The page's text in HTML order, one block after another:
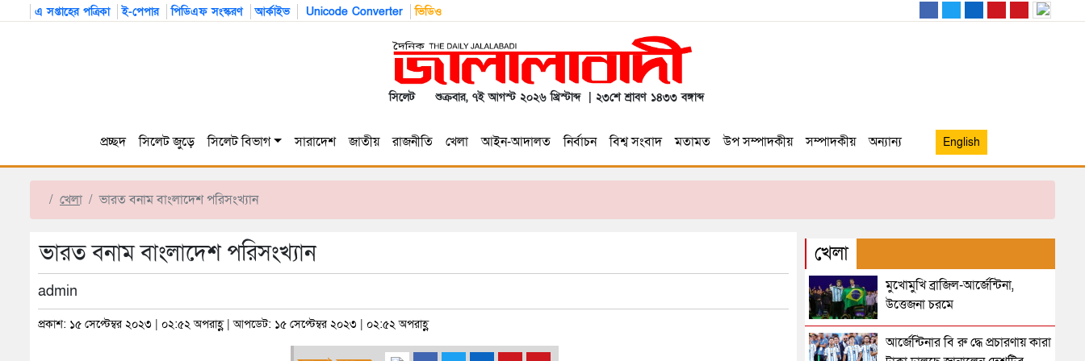
এ সপ্তাহের পত্রিকা ই-পেপার পিডিএফ সংস্করণ আর্কাইভ Unicode Converter ভিডিও
সিলেট শুক্রবার, ৭ই আগস্ট ২০২৬ খ্রিস্টাব্দ | ২৩শে শ্রাবণ ১৪৩৩ বঙ্গাব্দ
প্রচ্ছদ সিলেট জুড়ে সিলেট বিভাগ সারাদেশ জাতীয় রাজনীতি খেলা আইন-আদালত নির্বাচন বিশ্ব সংবাদ মতামত উপ সম্পাদকীয় সম্পাদকীয় অন্যান্য English
খেলা ভারত বনাম বাংলাদেশ পরিসংখ্যান
ভারত বনাম বাংলাদেশ পরিসংখ্যান
admin
প্রকাশ: ১৫ সেপ্টেম্বর ২০২৩ | ০২:৫২ অপরাহ্ণ | আপডেট: ১৫ সেপ্টেম্বর ২০২৩ | ০২:৫২ অপরাহ্ণ
খেলা
মুখোমুখি ব্রাজিল-আর্জেন্টিনা,
উত্তেজনা চরমে
আর্জেন্টিনার বি রু দ্ধে প্রচারণায় কারা